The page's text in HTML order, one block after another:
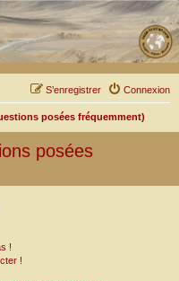
Connexion
S’enregistrer
posées fréquemment)
posées
!
!